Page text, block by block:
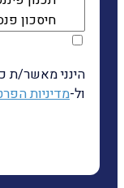
הינני מאשר/ת
ול-מדיניות